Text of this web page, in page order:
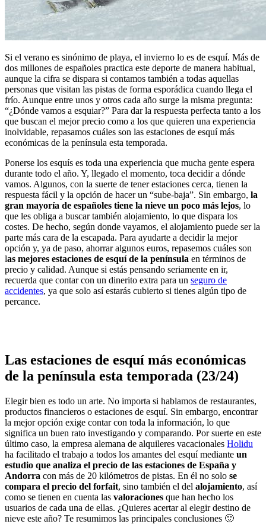
Si el verano es sinónimo de playa, el invierno lo es de esquí. Más de
dos millones de españoles practica este deporte de manera habitual,
aunque la cifra se dispara si contamos también a todas aquellas
personas que visitan las pistas de forma esporádica cuando llega el
frío. Aunque entre unos y otros cada año surge la misma pregunta:
“¿Dónde vamos a esquiar?” Para dar la respuesta perfecta tanto a los
que buscan el mejor precio como a los que quieren una experiencia
inolvidable, repasamos cuáles son las estaciones de esquí más
económicas de la península esta temporada.
Ponerse los esquís es toda una experiencia que mucha gente espera
durante todo el año. Y, llegado el momento, toca decidir a dónde
vamos. Algunos, con la suerte de tener estaciones cerca, tienen la
respuesta fácil y la opción de hacer un “sube-baja”. Sin embargo, la
gran mayoría de españoles tiene la nieve un poco más lejos, lo
que les obliga a buscar también alojamiento, lo que dispara los
costes. De hecho, según donde vayamos, el alojamiento puede ser la
parte más cara de la escapada. Para ayudarte a decidir la mejor
opción y, ya de paso, ahorrar algunos euros, repasemos cuáles son
las mejores estaciones de esquí de la península en términos de
precio y calidad. Aunque si estás pensando seriamente en ir,
recuerda que contar con un dinerito extra para un seguro de
accidentes, ya que solo así estarás cubierto si tienes algún tipo de
percance.
Las estaciones de esquí más económicas
de la península esta temporada (23/24)
Elegir bien es todo un arte. No importa si hablamos de restaurantes,
productos financieros o estaciones de esquí. Sin embargo, encontrar
la mejor opción exige contar con toda la información, lo que
significa un buen rato investigando y comparando. Por suerte en este
último caso, la empresa alemana de alquileres vacacionales Holidu
ha facilitado el trabajo a todos los amantes del esquí mediante un
estudio que analiza el precio de las estaciones de España y
Andorra con más de 20 kilómetros de pistas. En él no solo se
compara el precio del forfait, sino también el del alojamiento, así
como se tienen en cuenta las valoraciones que han hecho los
usuarios de cada una de ellas. ¿Quieres acertar al elegir destino de
nieve este año? Te resumimos las principales conclusiones 🙂